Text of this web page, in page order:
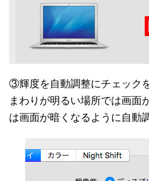
③輝度を自動調整にチェック
まわりが明るい場所では画面
は画面が暗くなるように自動